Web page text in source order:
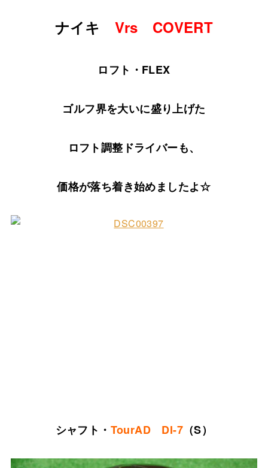
ナイキVrs COVERT
ロフト・FLEX
ゴルフ界を大いに盛り上げた
ロフト調整ドライバーも、
価格が落ち着き始めましたよ☆
シャフト・ TourAD DI-7 （S）